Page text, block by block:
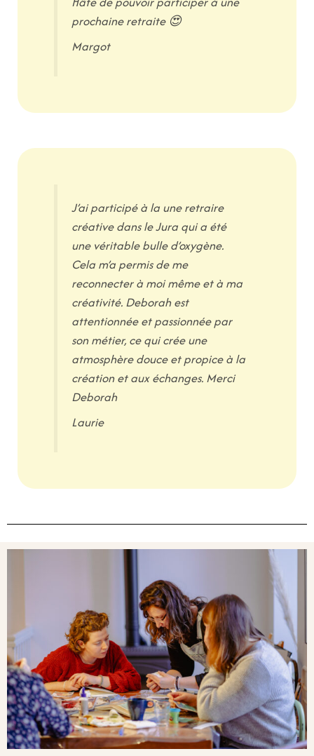
prochaine retraite 😍
Margot
J’ai participé à la une retraire
créative dans le Jura qui a été
une véritable bulle d’oxygène.
Cela m’a permis de me
reconnecter à moi même et à ma
créativité. Deborah est
attentionnée et passionnée par
son métier, ce qui crée une
atmosphère douce et propice à la
création et aux échanges. Merci
Deborah
Laurie